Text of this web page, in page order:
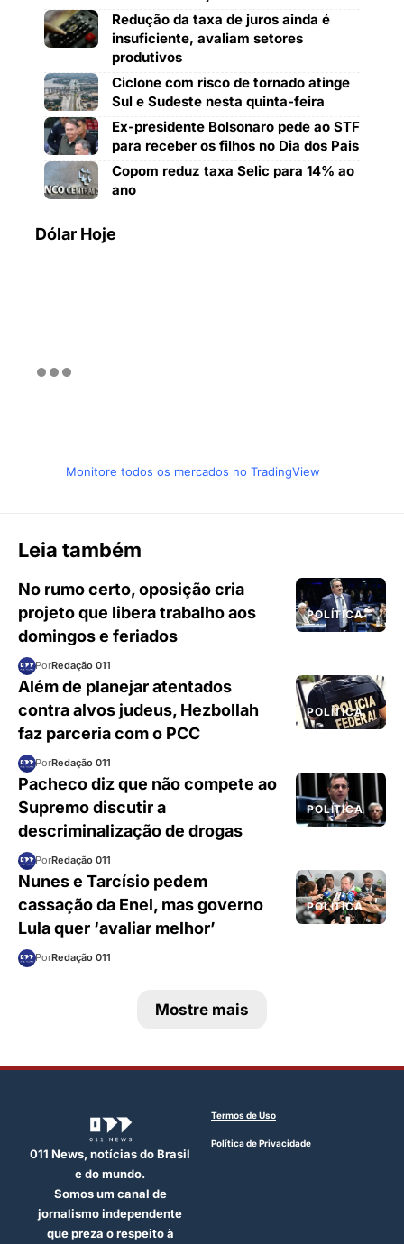
Redução da taxa de juros ainda é
insuficiente, avaliam setores
produtivos
Ciclone com risco de tornado atinge
Sul e Sudeste nesta quinta-feira
Ex-presidente Bolsonaro pede ao STF
para receber os filhos no Dia dos Pais
Copom reduz taxa Selic para 14% ao
ano
Dólar Hoje
Monitore todos os mercados no TradingView
Leia também
POLÍTICA
No rumo certo, oposição cria
projeto que libera trabalho aos
domingos e feriados
PorRedação 011
POLÍTICA
Além de planejar atentados
contra alvos judeus, Hezbollah
faz parceria com o PCC
PorRedação 011
POLÍTICA
Pacheco diz que não compete ao
Supremo discutir a
descriminalização de drogas
PorRedação 011
POLÍTICA
Nunes e Tarcísio pedem
cassação da Enel, mas governo
Lula quer ‘avaliar melhor’
PorRedação 011
Mostre mais
011 News, notícias do Brasil
e do mundo.
Somos um canal de
jornalismo independente
que preza o respeito à
Termos de Uso
Política de Privacidade